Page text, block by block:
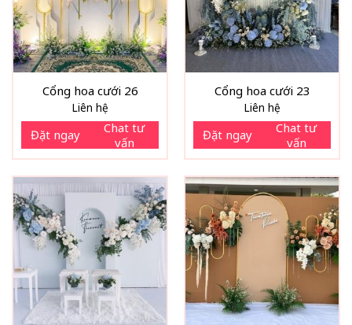
Cổng hoa cưới 26
Liên hệ
Đặt ngay
Chat tư
vấn
Cổng hoa cưới 23
Liên hệ
Đặt ngay
Chat tư
vấn